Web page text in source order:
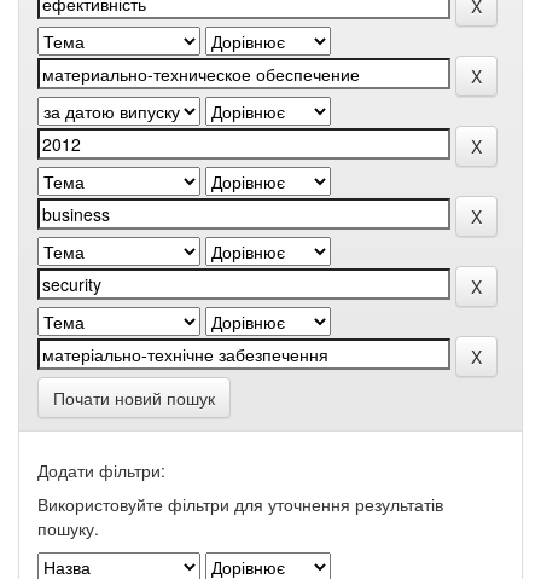
Почати новий пошук
Додати фільтри:
Використовуйте фільтри для уточнення результатів
пошуку.